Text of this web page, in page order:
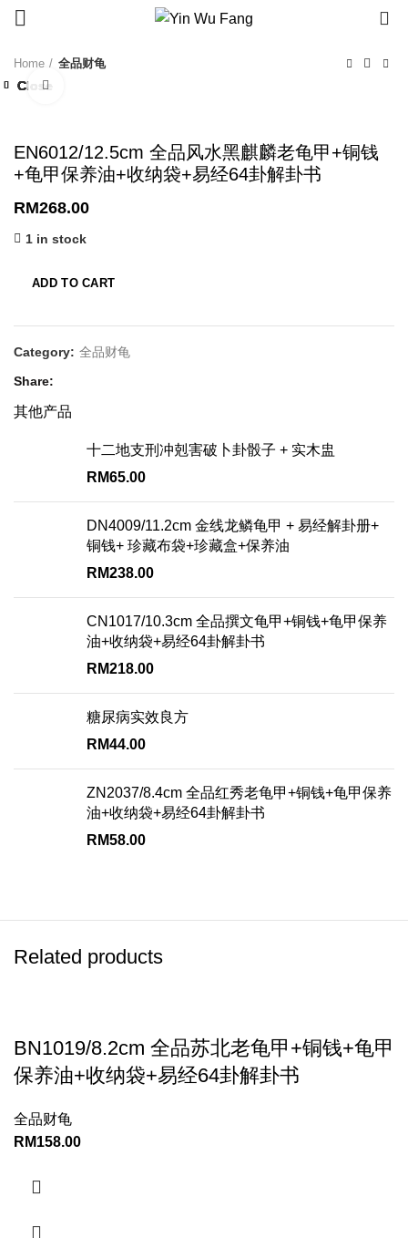
Home
全品财龟
EN6012/12.5cm 全品风水黑麒麟老龟甲+铜钱
+龟甲保养油+收纳袋+易经64卦解卦书
RM268.00
1 in stock
ADD TO CART
Category: 全品财龟
Share
其他产品
十二地支刑冲剋害破卜卦骰子 + 实木盅
RM65.00
DN4009/11.2cm 金线龙鳞龟甲 + 易经解卦册+
铜钱+ 珍藏布袋+珍藏盒+保养油
RM238.00
CN1017/10.3cm 全品撰文龟甲+铜钱+龟甲保养
油+收纳袋+易经64卦解卦书
RM218.00
糖尿病实效良方
RM44.00
ZN2037/8.4cm 全品红秀老龟甲+铜钱+龟甲保养
油+收纳袋+易经64卦解卦书
RM58.00
Related products
Close
BN1019/8.2cm 全品苏北老龟甲+铜钱+龟甲
保养油+收纳袋+易经64卦解卦书
全品财龟
RM158.00
Close
Close
Close
Close
Close
Close
Close